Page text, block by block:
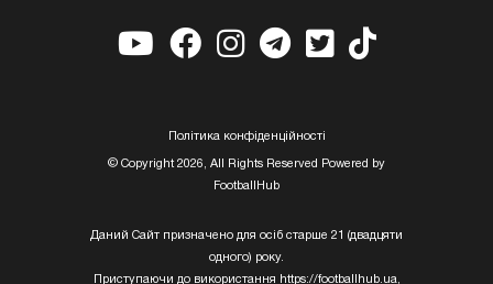
Полiтика конфiденцiйностi
© Copyright 2026, All Rights Reserved Powered by
FootballHub
Даний Сайт призначено для осіб старше 21 (двадцяти
одного) року.
Приступаючи до використання https://footballhub.ua,